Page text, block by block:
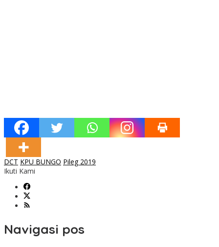
DCT KPU BUNGO Pileg 2019
Ikuti Kami
Navigasi pos